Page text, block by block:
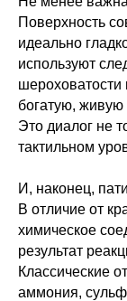
Поверхность
идеально
используют
богатую, живую
Это диалог не
тактильном
И, наконец,
В отличие от
химическое
результат
Классические
аммония,